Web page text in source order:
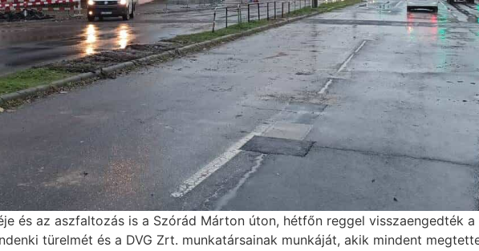
és az aszfaltozás is a Szórád Márton úton, hétfőn reggel visszaengedték
türelmét és a DVG Zrt. munkatársainak munkáját, akik mindent